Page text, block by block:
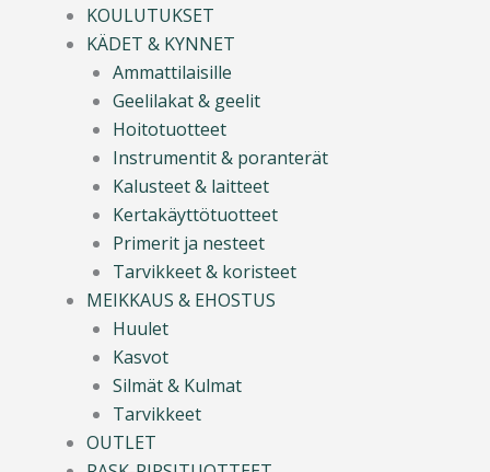
KOULUTUKSET
KÄDET & KYNNET
Ammattilaisille
Geelilakat & geelit
Hoitotuotteet
Instrumentit & poranterät
Kalusteet & laitteet
Kertakäyttötuotteet
Primerit ja nesteet
Tarvikkeet & koristeet
MEIKKAUS & EHOSTUS
Huulet
Kasvot
Silmät & Kulmat
Tarvikkeet
OUTLET